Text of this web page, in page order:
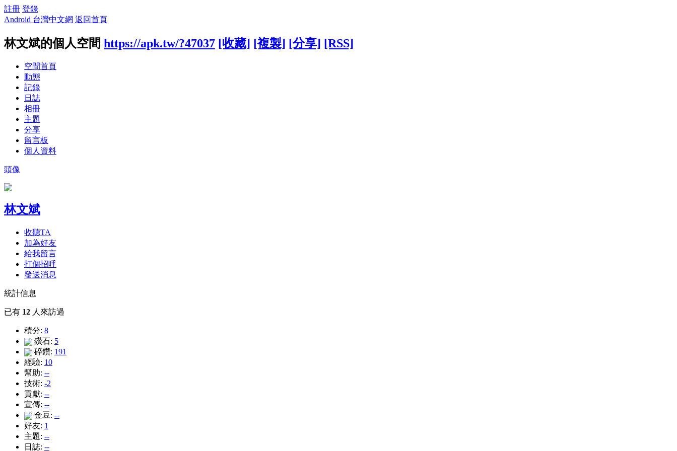
註冊 登錄
Android 台灣中文網 返回首頁
林文斌的個人空間 https://apk.tw/?47037 [收藏] [複製] [分享] [RSS]
空間首頁
動態
記錄
日誌
相冊
主題
分享
留言板
個人資料
頭像
林文斌
收聽TA
加為好友
給我留言
打個招呼
發送消息
統計信息
已有 12 人來訪過
積分: 8
鑽石: 5
碎鑽: 191
經驗: 10
幫助: --
技術: -2
貢獻: --
宣傳: --
金豆: --
好友: 1
主題: --
日誌: --